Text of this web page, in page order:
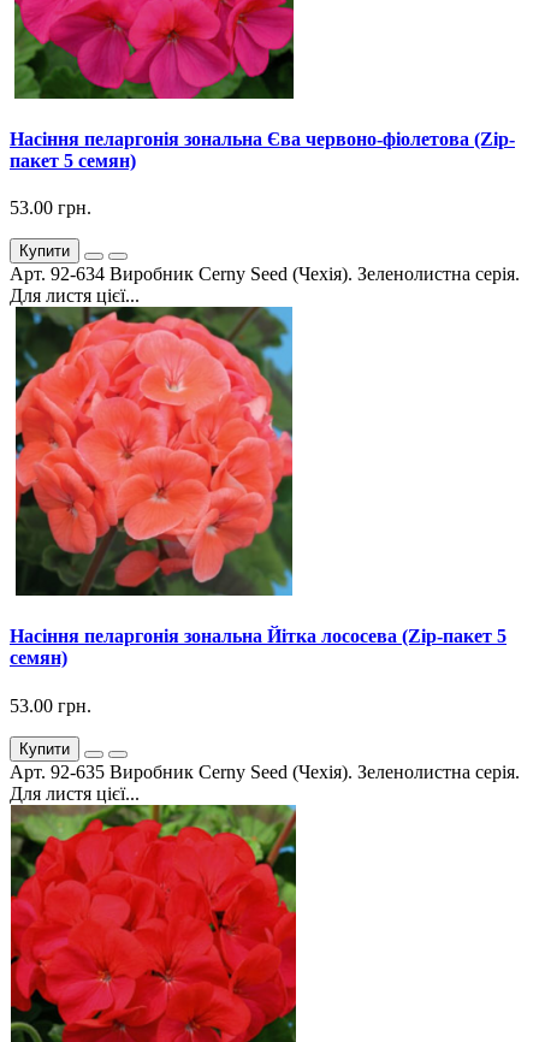
Насіння пеларгонія зональна Єва червоно-фіолетова (Zip-
пакет 5 семян)
53.00 грн.
Купити
Арт. 92-634 Виробник Cerny Seed (Чехія). Зеленолистна серія.
Для листя цієї...
Насіння пеларгонія зональна Йітка лососева (Zip-пакет 5
семян)
53.00 грн.
Купити
Арт. 92-635 Виробник Cerny Seed (Чехія). Зеленолистна серія.
Для листя цієї...